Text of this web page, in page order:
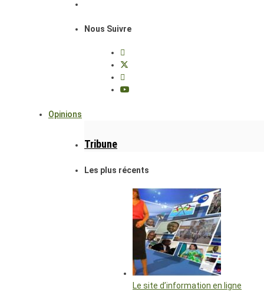
Nous Suivre
Opinions
Tribune
Les plus récents
Le site d’information en ligne